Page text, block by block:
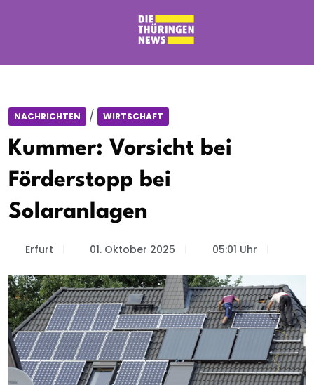
NACHRICHTEN / WIRTSCHAFT
Kummer: Vorsicht bei
Förderstopp bei
Solaranlagen
Erfurt 01. Oktober 2025 05:01 Uhr